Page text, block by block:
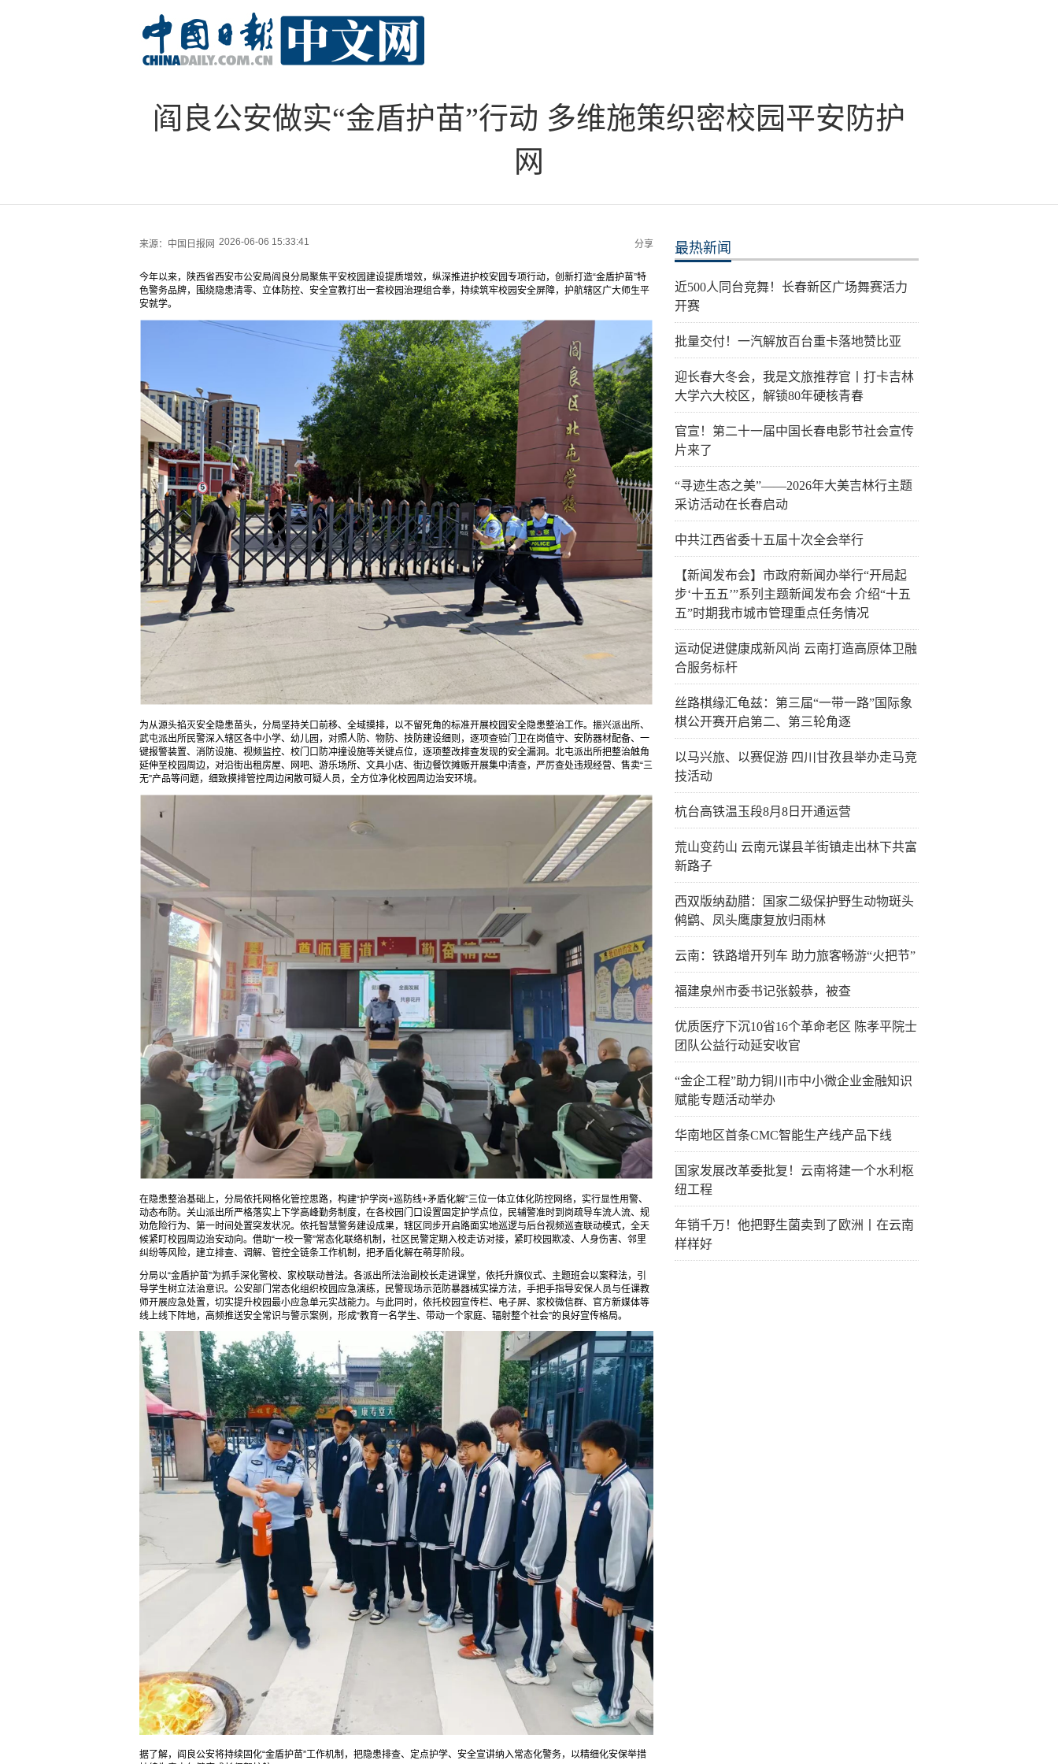
阎良公安做实“金盾护苗”行动 多维施策织密校园平安防护
网
来源： 中国日报网 2026-06-06 15:33:41 分享
今年以来，陕西省西安市公安局阎良分局聚焦平安校园建设提质增效，纵深推进护校安园专项行动，创新打造“金盾护苗”特
色警务品牌，围绕隐患清零、立体防控、安全宣教打出一套校园治理组合拳，持续筑牢校园安全屏障，护航辖区广大师生平
安就学。
为从源头掐灭安全隐患苗头，分局坚持关口前移、全域摸排，以不留死角的标准开展校园安全隐患整治工作。振兴派出所、
武屯派出所民警深入辖区各中小学、幼儿园，对照人防、物防、技防建设细则，逐项查验门卫在岗值守、安防器材配备、一
键报警装置、消防设施、视频监控、校门口防冲撞设施等关键点位，逐项整改排查发现的安全漏洞。北屯派出所把整治触角
延伸至校园周边，对沿街出租房屋、网吧、游乐场所、文具小店、街边餐饮摊贩开展集中清查，严厉查处违规经营、售卖“三
无”产品等问题，细致摸排管控周边闲散可疑人员，全方位净化校园周边治安环境。
在隐患整治基础上，分局依托网格化管控思路，构建“护学岗+巡防线+矛盾化解”三位一体立体化防控网络，实行显性用警、
动态布防。关山派出所严格落实上下学高峰勤务制度，在各校园门口设置固定护学点位，民辅警准时到岗疏导车流人流、规
劝危险行为、第一时间处置突发状况。依托智慧警务建设成果，辖区同步开启路面实地巡逻与后台视频巡查联动模式，全天
候紧盯校园周边治安动向。借助“一校一警”常态化联络机制，社区民警定期入校走访对接，紧盯校园欺凌、人身伤害、邻里
纠纷等风险，建立排查、调解、管控全链条工作机制，把矛盾化解在萌芽阶段。
分局以“金盾护苗”为抓手深化警校、家校联动普法。各派出所法治副校长走进课堂，依托升旗仪式、主题班会以案释法，引
导学生树立法治意识。公安部门常态化组织校园应急演练，民警现场示范防暴器械实操方法，手把手指导安保人员与任课教
师开展应急处置，切实提升校园最小应急单元实战能力。与此同时，依托校园宣传栏、电子屏、家校微信群、官方新媒体等
线上线下阵地，高频推送安全常识与警示案例，形成“教育一名学生、带动一个家庭、辐射整个社会”的良好宣传格局。
据了解，阎良公安将持续固化“金盾护苗”工作机制，把隐患排查、定点护学、安全宣讲纳入常态化警务，以精细化安保举措
最热新闻
近500人同台竞舞！长春新区广场舞赛活力
开赛
批量交付！一汽解放百台重卡落地赞比亚
迎长春大冬会，我是文旅推荐官丨打卡吉林
大学六大校区，解锁80年硬核青春
官宣！第二十一届中国长春电影节社会宣传
片来了
“寻迹生态之美”——2026年大美吉林行主题
采访活动在长春启动
中共江西省委十五届十次全会举行
【新闻发布会】市政府新闻办举行“开局起
步‘十五五’”系列主题新闻发布会 介绍“十五
五”时期我市城市管理重点任务情况
运动促进健康成新风尚 云南打造高原体卫融
合服务标杆
丝路棋缘汇龟兹：第三届“一带一路”国际象
棋公开赛开启第二、第三轮角逐
以马兴旅、以赛促游 四川甘孜县举办走马竞
技活动
杭台高铁温玉段8月8日开通运营
荒山变药山 云南元谋县羊街镇走出林下共富
新路子
西双版纳勐腊：国家二级保护野生动物斑头
鸺鹠、凤头鹰康复放归雨林
云南：铁路增开列车 助力旅客畅游“火把节”
福建泉州市委书记张毅恭，被查
优质医疗下沉10省16个革命老区 陈孝平院士
团队公益行动延安收官
“金企工程”助力铜川市中小微企业金融知识
赋能专题活动举办
华南地区首条CMC智能生产线产品下线
国家发展改革委批复！云南将建一个水利枢
纽工程
年销千万！他把野生菌卖到了欧洲丨在云南
样样好